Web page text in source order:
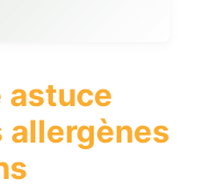
astuce